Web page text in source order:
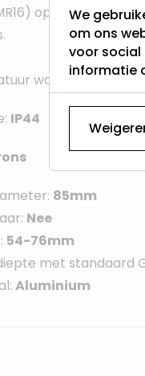
op onze website
wordt
IP44
85mm
Nee
54-76mm
met standaard
Aluminium
We
om ons
voor social
informatie